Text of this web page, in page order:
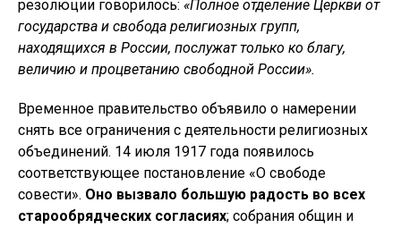
резолюции говорилось: «Полное отделение Церкви от
государства и свобода религиозных групп,
находящихся в России, послужат только ко благу,
величию и процветанию свободной России».
Временное правительство объявило о намерении
снять все ограничения с деятельности религиозных
объединений. 14 июля 1917 года появилось
соответствующее постановление «О свободе
совести». Оно вызвало большую радость во всех
старообрядческих согласиях; собрания общин и